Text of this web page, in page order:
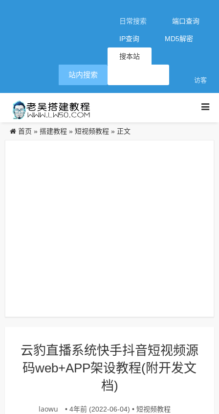
日常搜索 端口查询
IP查询 MD5解密
搜本站
访客
站内搜索
首页 » 搭建教程 » 短视频教程 » 正文
云豹直播系统快手抖音短视频源
码web+APP架设教程(附开发文
档)
laowu • 4年前 (2022-06-04) • 短视频教程